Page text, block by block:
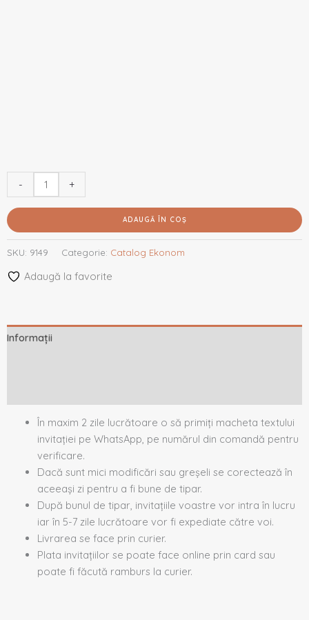
- +
ADAUGĂ ÎN COȘ
SKU: 9149 Categorie: Catalog Ekonom
Adaugă la favorite
Informații
În maxim 2 zile lucrătoare o să primiți macheta textului
invitației pe WhatsApp, pe numărul din comandă pentru
verificare.
Dacă sunt mici modificări sau greșeli se corectează în
aceeași zi pentru a fi bune de tipar.
După bunul de tipar, invitațiile voastre vor intra în lucru
iar în 5-7 zile lucrătoare vor fi expediate către voi.
Livrarea se face prin curier.
Plata invitațiilor se poate face online prin card sau
poate fi făcută ramburs la curier.